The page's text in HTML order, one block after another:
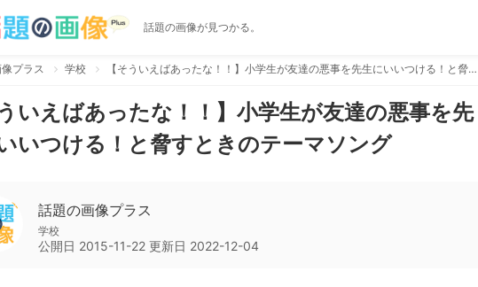
話題の画像が見つかる。
プラス 学校 【そういえばあったな！！】小学生が友達の悪事を先生にいいつける！と脅すときのテーマソング
ういえばあったな！！】小学生が友達の悪事を先
いつける！と脅すときのテーマソング
話題の画像プラス
学校
公開日 2015-11-22 更新日 2022-12-04